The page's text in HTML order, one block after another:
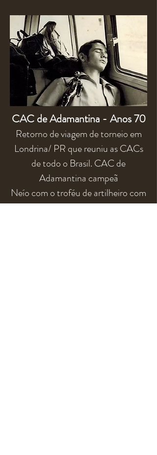
CAC de Adamantina - Anos 70
Retorno de viagem de torneio em
Londrina/ PR que reuniu as CACs
de todo o Brasil. CAC de
Adamantina campeã
Neío com o troféu de artilheiro com
18 gols.